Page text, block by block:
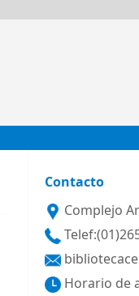
Contacto
Complejo
Horario de